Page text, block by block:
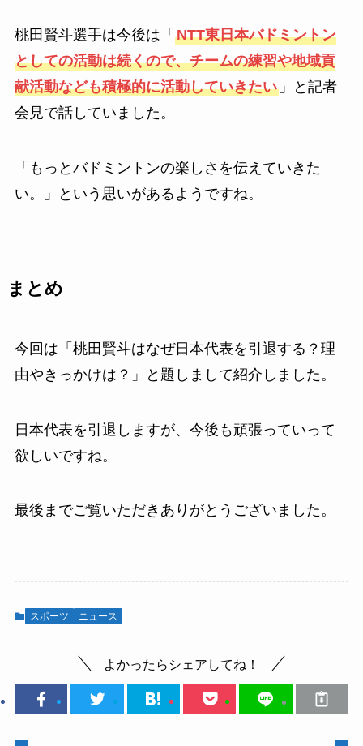
桃田賢斗選手は今後は「 NTT東日本バドミントン
としての活動は続くので、チームの練習や地域貢
献活動なども積極的に活動していきたい」と記者
会見で話していました。
「もっとバドミントンの楽しさを伝えていきた
い。」という思いがあるようですね。
まとめ
今回は「桃田賢斗はなぜ日本代表を引退する？理
由やきっかけは？」と題しまして紹介しました。
日本代表を引退しますが、今後も頑張っていって
欲しいですね。
最後までご覧いただきありがとうございました。
スポーツ ニュース
よかったらシェアしてね！